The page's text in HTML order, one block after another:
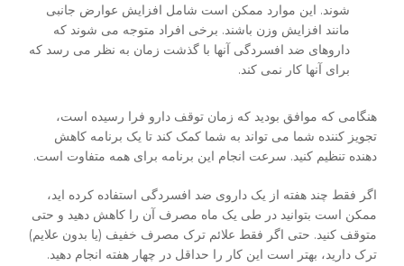
شوند. این موارد ممکن است شامل افزایش عوارض جانبی
مانند افزایش وزن باشند. برخی افراد متوجه می شوند که
داروهای ضد افسردگی آنها با گذشت زمان به نظر می رسد که
برای آنها کار نمی کند.
هنگامی که موافق بودید که زمان توقف دارو فرا رسیده است،
تجویز کننده شما می تواند به شما کمک کند تا یک برنامه کاهش
دهنده تنظیم کنید. سرعت انجام این برنامه برای همه متفاوت است.
اگر فقط چند هفته از یک داروی ضد افسردگی استفاده کرده اید،
ممکن است بتوانید در طی یک ماه مصرف آن را کاهش دهید و حتی
متوقف کنید. حتی اگر فقط علائم ترک مصرف خفیف (یا بدون علایم)
ترک دارید، بهتر است این کار را حداقل در چهار هفته انجام دهید.